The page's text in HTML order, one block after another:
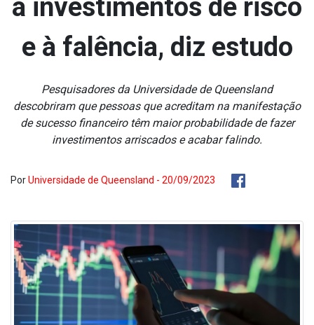
a investimentos de risco
e à falência, diz estudo
Pesquisadores da Universidade de Queensland
descobriram que pessoas que acreditam na manifestação
de sucesso financeiro têm maior probabilidade de fazer
investimentos arriscados e acabar falindo.
PorUniversidade de Queensland - 20/09/2023